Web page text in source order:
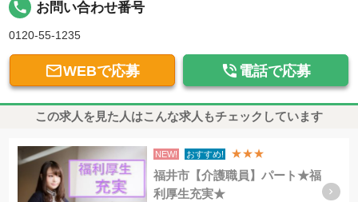
local_phone お問い合わせ番号
0120-55-1235
WEBで応募  電話で応募
この求人を見た人はこんな求人もチェックしています
NEW! おすすめ! ★★★
福井市【介護職員】パート★福
利厚生充実★